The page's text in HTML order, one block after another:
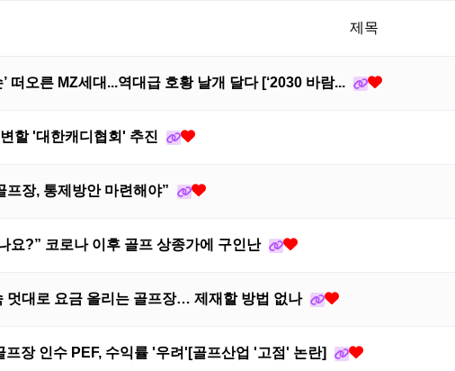
제목
’ 떠오른 MZ세대...역대급 호황 날개 달다 [‘2030 바람...
할 '대한캐디협회' 추진
프장, 통제방안 마련해야”
요?” 코로나 이후 골프 상종가에 구인난
멋대로 요금 올리는 골프장… 제재할 방법 없나
프장 인수 PEF, 수익률 '우려'[골프산업 '고점' 논란]